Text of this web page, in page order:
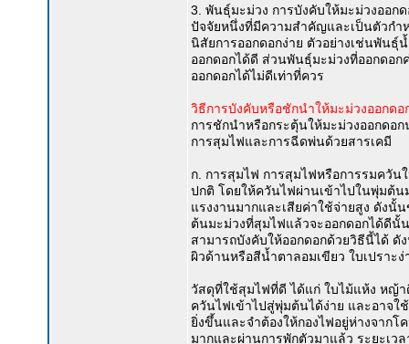
3. พันธุ์มะม่วง การบังคับให้มะม่วงออก
ปัจจัยหนึ่งที่มีความสำคัญและเป็นตัวกำ
นิสัยการออกดอกง่าย ตัวอย่างเช่นพันธุ์
ออกดอกได้ดี ส่วนพันธุ์มะม่วงที่ออกดอก
ออกดอกได้ไม่ดีเท่าที่ควร
วิธีการบังคับหรือชักนำให้มะม่วงออกดอ
การชักนำหรือกระตุ้นให้มะม่วงออกดอ
การสุมไฟและการฉีดพ่นด้วยสารเคมี
ก. การสุมไฟ การสุมไฟหรือการรมควัน
ปกติ โดยให้ควันไฟผ่านเข้าไปในพุ่มต้น
แรงงานมากและเสียค่าใช้จ่ายสูง ดังนั้
ต้นมะม่วงที่สุมไฟแล้วจะออกดอกได้ดีนั้
สามารถบังคับให้ออกดอกด้วยวิธีนี้ได้ ดั
ผิวด้านหรือสีน้ำตาลอมเขียว ใบเปราะ
วัสดุที่ใช้สุมไฟที่ดี ได้แก่ ใบไม้แห้ง หญ้า
ควันไฟเข้าไปสู่พุ่มต้นได้ง่าย และอาจใ
ยิ่งขึ้นและจำต้องให้กองไฟอยู่ห่างจาก
มากและผ่านการพักตัวมาแล้ว ระยะเว